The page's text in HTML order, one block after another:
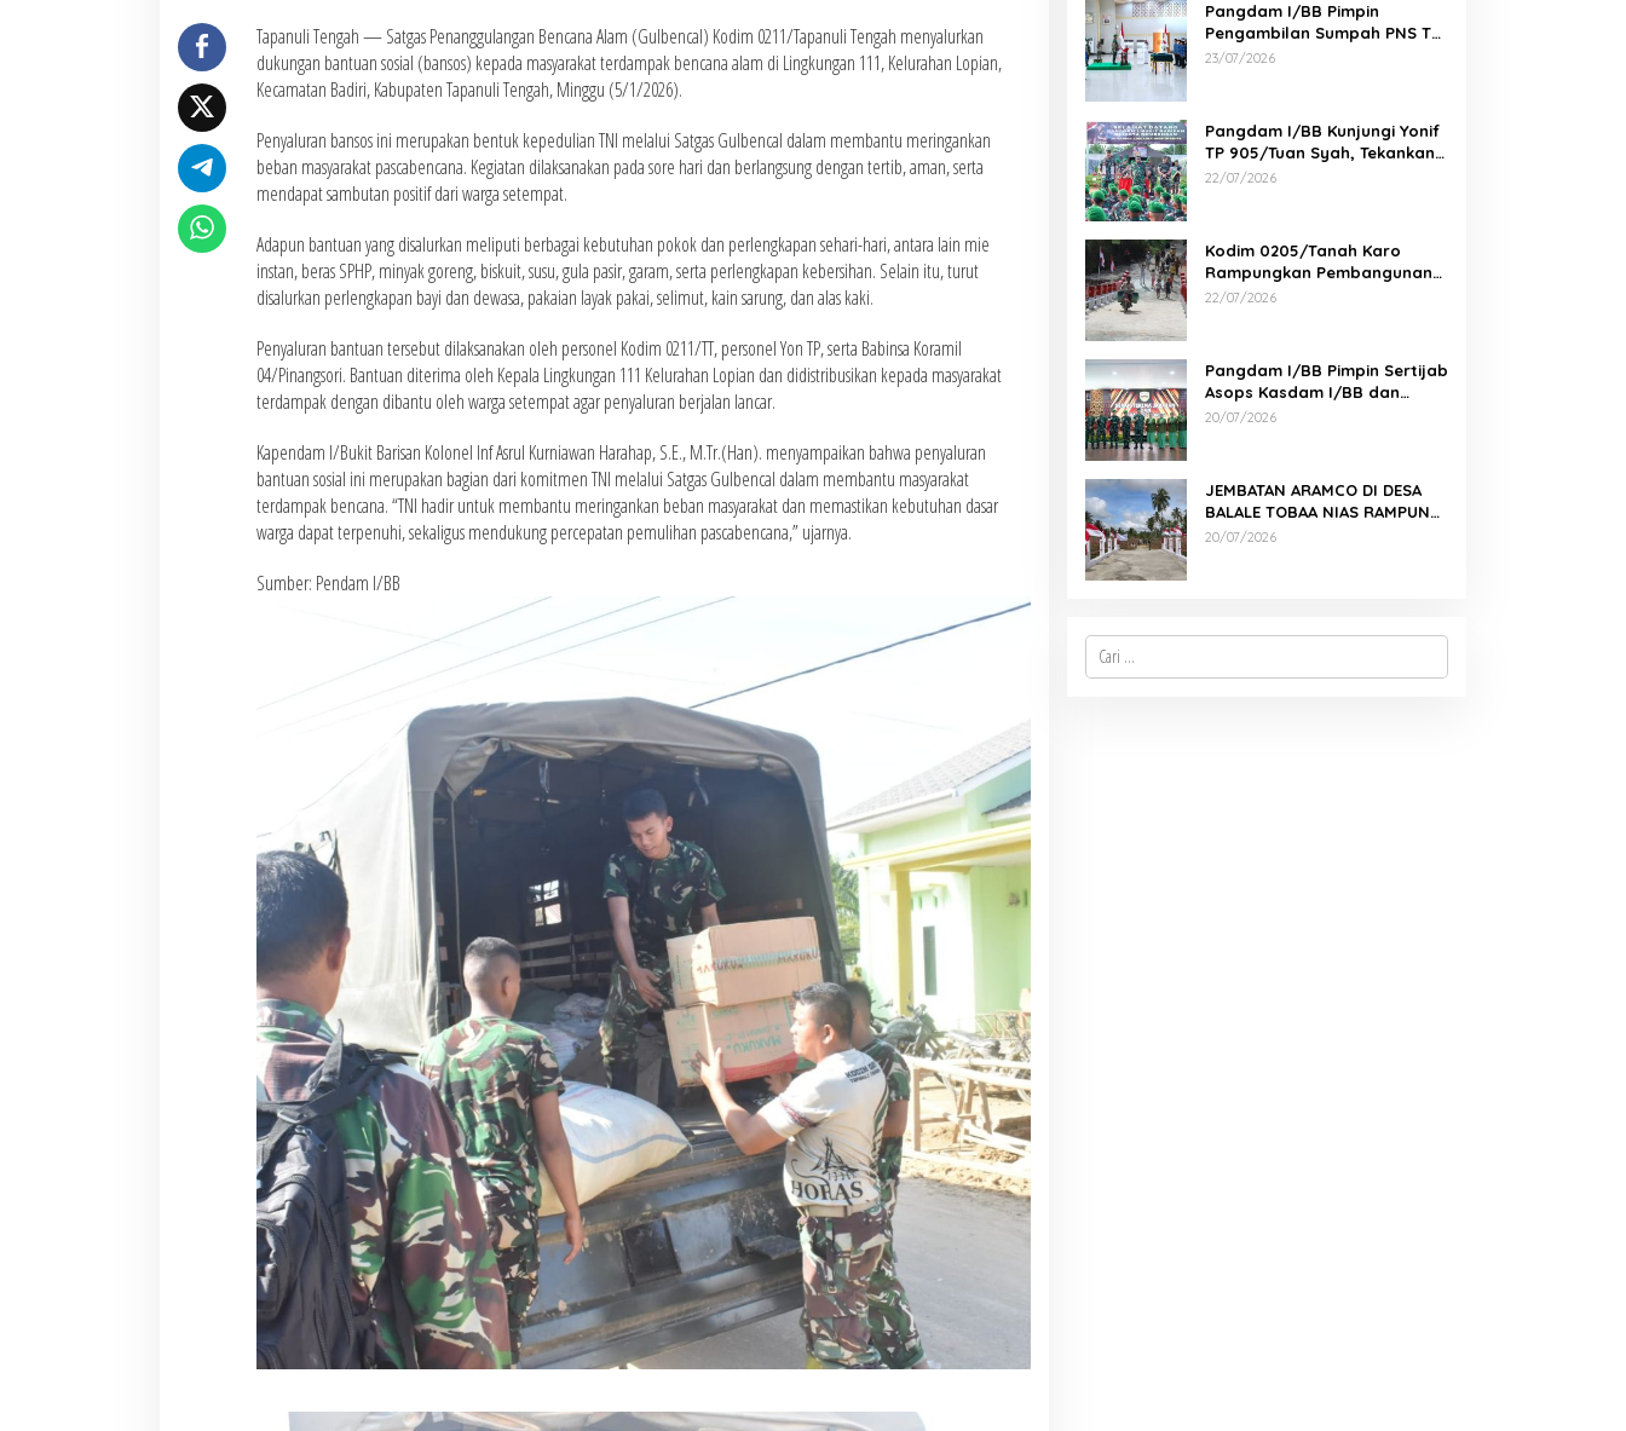
Tapanuli Tengah — Satgas Penanggulangan Bencana Alam (Gulbencal) Kodim 0211/Tapanuli Tengah menyalurkan
dukungan bantuan sosial (bansos) kepada masyarakat terdampak bencana alam di Lingkungan 111, Kelurahan Lopian,
Kecamatan Badiri, Kabupaten Tapanuli Tengah, Minggu (5/1/2026).
Penyaluran bansos ini merupakan bentuk kepedulian TNI melalui Satgas Gulbencal dalam membantu meringankan
beban masyarakat pascabencana. Kegiatan dilaksanakan pada sore hari dan berlangsung dengan tertib, aman, serta
mendapat sambutan positif dari warga setempat.
Adapun bantuan yang disalurkan meliputi berbagai kebutuhan pokok dan perlengkapan sehari-hari, antara lain mie
instan, beras SPHP, minyak goreng, biskuit, susu, gula pasir, garam, serta perlengkapan kebersihan. Selain itu, turut
disalurkan perlengkapan bayi dan dewasa, pakaian layak pakai, selimut, kain sarung, dan alas kaki.
Penyaluran bantuan tersebut dilaksanakan oleh personel Kodim 0211/TT, personel Yon TP, serta Babinsa Koramil
04/Pinangsori. Bantuan diterima oleh Kepala Lingkungan 111 Kelurahan Lopian dan didistribusikan kepada masyarakat
terdampak dengan dibantu oleh warga setempat agar penyaluran berjalan lancar.
Kapendam I/Bukit Barisan Kolonel Inf Asrul Kurniawan Harahap, S.E., M.Tr.(Han). menyampaikan bahwa penyaluran
bantuan sosial ini merupakan bagian dari komitmen TNI melalui Satgas Gulbencal dalam membantu masyarakat
terdampak bencana. “TNI hadir untuk membantu meringankan beban masyarakat dan memastikan kebutuhan dasar
warga dapat terpenuhi, sekaligus mendukung percepatan pemulihan pascabencana,” ujarnya.
Sumber: Pendam I/BB
Pangdam I/BB Pimpin
Pengambilan Sumpah PNS TNI
AD di Makodam I/BB
23/07/2026
Pangdam I/BB Kunjungi Yonif
TP 905/Tuan Syah, Tekankan
Profesionalisme dan
22/07/2026
Kodim 0205/Tanah Karo
Rampungkan Pembangunan
Jembatan Beton di Desa
22/07/2026
Pangdam I/BB Pimpin Sertijab
Asops Kasdam I/BB dan
Danyonarmed 2/KS serta
20/07/2026
JEMBATAN ARAMCO DI DESA
BALALE TOBAA NIAS RAMPUNG,
AKSES WARGA SEMAKIN MUDAH
20/07/2026
Cari
untuk: